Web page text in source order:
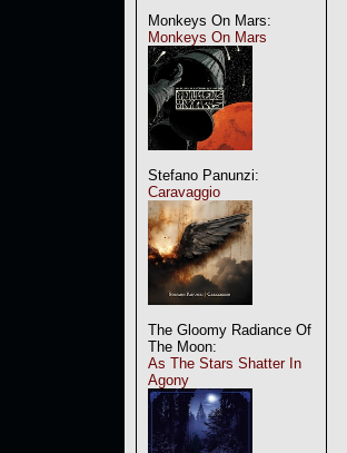
Monkeys On Mars:
Monkeys On Mars
Stefano Panunzi:
Caravaggio
The Gloomy Radiance Of
The Moon:
As The Stars Shatter In
Agony